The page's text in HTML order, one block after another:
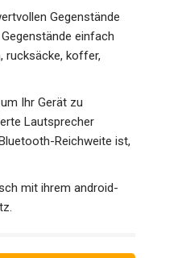
Gegenstände
einfach
rucksäcke, koffer,
Ihr Gerät zu
Lautsprecher
Reichweite ist,
mit ihrem android-